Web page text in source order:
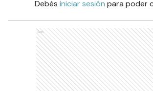
Comentarios
Debésiniciar sesiónpara poder
Ads